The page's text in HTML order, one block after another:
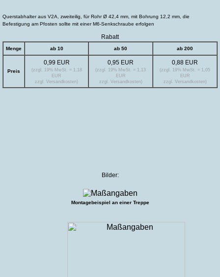
Querstabhalter aus V2A, zweiteilig, für Rohr Ø 42,4 mm, mit Bohrung 12,2 mm, die
Befestigung am Pfosten sollte mit einer M6-Senkschraube erfolgen
Rabatt
Menge ab 10 ab 50 ab 200
Preis
0,99 EUR
(zzgl. 19% MwSt. = 1,18
EUR
zzgl. Versandkosten)
0,95 EUR
(zzgl. 19% MwSt. = 1,13
EUR
zzgl. Versandkosten)
0,88 EUR
(zzgl. 19% MwSt. = 1,05
EUR
zzgl. Versandkosten)
Bilder:
Montagebeispiel an einer Treppe